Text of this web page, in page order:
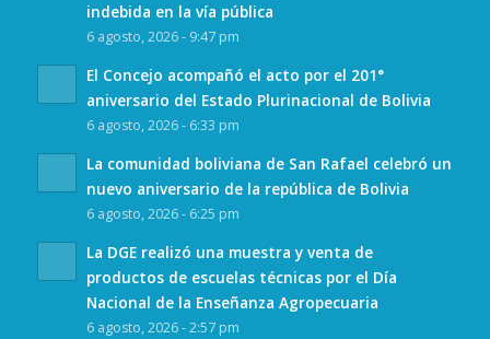
indebida en la vía pública
6 agosto, 2026 - 9:47 pm
El Concejo acompañó el acto por el 201°
aniversario del Estado Plurinacional de Bolivia
6 agosto, 2026 - 6:33 pm
La comunidad boliviana de San Rafael celebró un
nuevo aniversario de la república de Bolivia
6 agosto, 2026 - 6:25 pm
La DGE realizó una muestra y venta de
productos de escuelas técnicas por el Día
Nacional de la Enseñanza Agropecuaria
6 agosto, 2026 - 2:57 pm